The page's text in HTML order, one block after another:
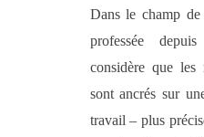
Dans le champ
professée
considère que les
sont ancrés sur
travail – plus